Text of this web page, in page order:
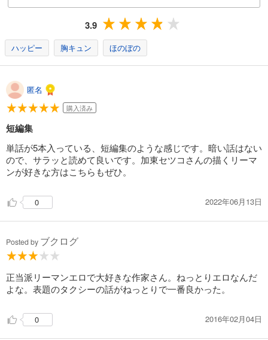
3.9
ハッピー 胸キュン ほのぼの
匿名
購入済み
短編集
単話が5本入っている、短編集のような感じです。暗い話はない
ので、サラッと読めて良いです。加東セツコさんの描くリーマ
ンが好きな方はこちらもぜひ。
0 2022年06月13日
Posted by ブクログ
正当派リーマンエロで大好きな作家さん。ねっとりエロなんだ
よな。表題のタクシーの話がねっとりで一番良かった。
0 2016年02月04日